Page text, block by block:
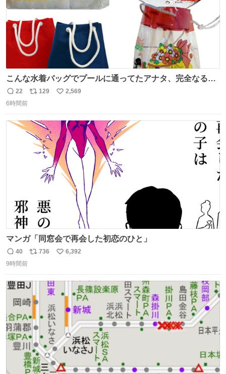
こんな水着バッグでプールに通ってたアナタ、完全なる同
世代（笑） #70年代 #80年代 #昭和レトロ
返
信
22
リ
ト
数
129
い
数
2,569
6時間前
マンガ「同窓会で再会した初恋のひと」
返
信
40
リ
ト
数
736
い
6,392
9時間前